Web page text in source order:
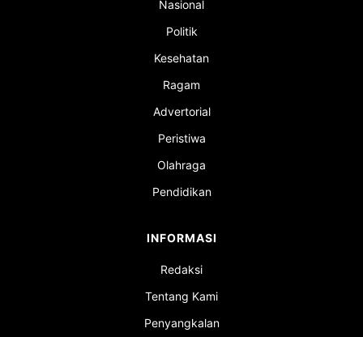
Nasional
Politik
Kesehatan
Ragam
Advertorial
Peristiwa
Olahraga
Pendidikan
INFORMASI
Redaksi
Tentang Kami
Penyangkalan